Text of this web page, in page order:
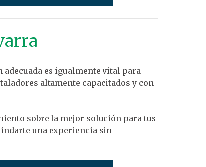
es igualmente vital para
altamente capacitados y con
sobre la mejor solución para tus
una experiencia sin